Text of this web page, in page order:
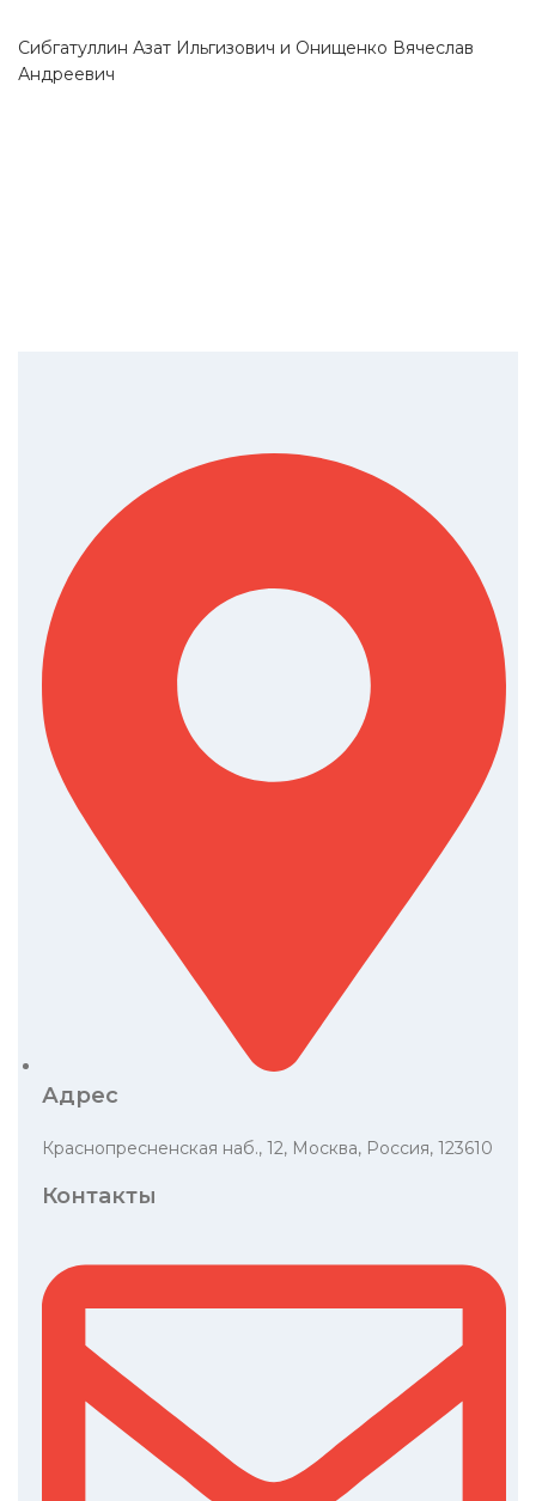
Сибгатуллин Азат Ильгизович и Онищенко Вячеслав
Андреевич
Адрес
Краснопресненская наб., 12, Москва, Россия, 123610
Контакты